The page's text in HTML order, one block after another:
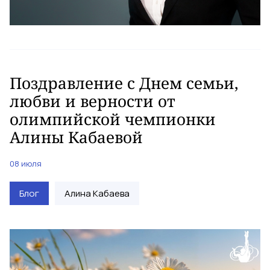
Поздравление с Днем семьи,
любви и верности от
олимпийской чемпионки
Алины Кабаевой
08 июля
Блог Алина Кабаева